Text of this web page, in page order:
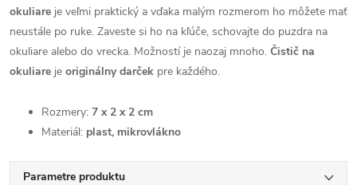
okuliare je veľmi praktický a vďaka malým rozmerom ho môžete mať
neustále po ruke. Zaveste si ho na kľúče, schovajte do puzdra na
okuliare alebo do vrecka. Možností je naozaj mnoho. Čistič na
okuliare je originálny darček pre každého.
Rozmery: 7 x 2 x 2 cm
Materiál: plast, mikrovlákno
Parametre produktu